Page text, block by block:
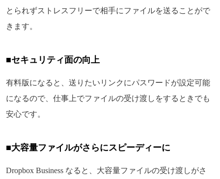
とられずストレスフリーで相手にファイルを送ることがで
きます。
■セキュリティ面の向上
有料版になると、送りたいリンクにパスワードが設定可能
になるので、仕事上でファイルの受け渡しをするときでも
安心です。
■大容量ファイルがさらにスピーディーに
Dropbox Business なると、大容量ファイルの受け渡しがさ